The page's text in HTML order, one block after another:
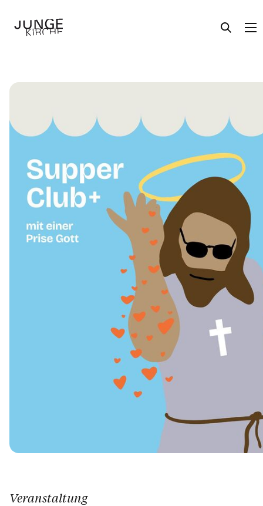
Angebote
Themen
Über uns
Aktuelles
Veranstaltung